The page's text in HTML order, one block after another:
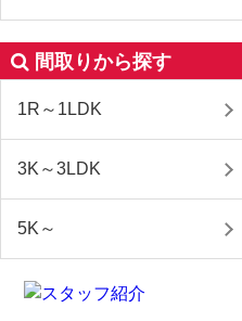
間取りから探す
1R～1LDK
3K～3LDK
5K～